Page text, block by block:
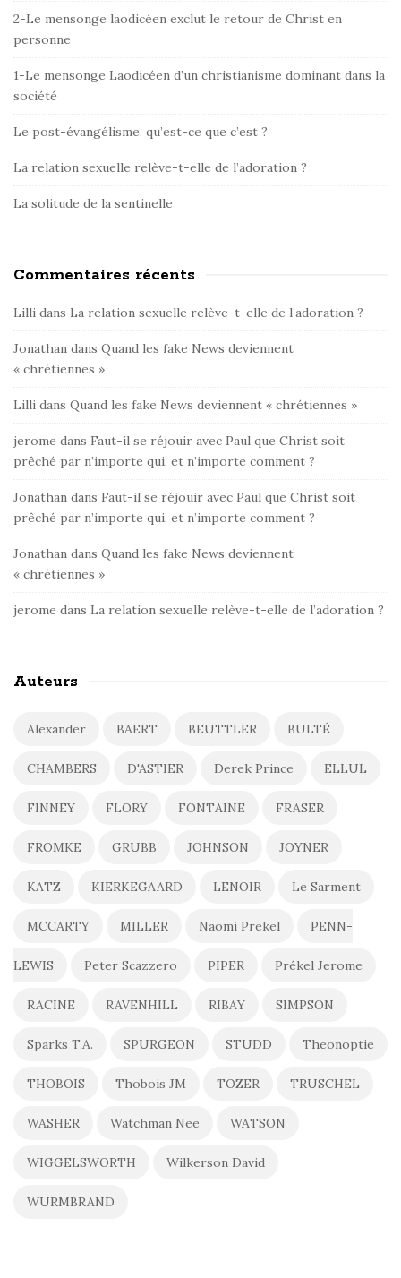
b
a
r
2-Le mensonge laodicéen exclut le retour de Christ en
personne
1-Le mensonge Laodicéen d’un christianisme dominant dans la
société
Le post-évangélisme, qu’est-ce que c’est ?
La relation sexuelle relève-t-elle de l’adoration ?
La solitude de la sentinelle
Commentaires récents
Lilli dans La relation sexuelle relève-t-elle de l’adoration ?
Jonathan dans Quand les fake News deviennent
« chrétiennes »
Lilli dans Quand les fake News deviennent « chrétiennes »
jerome dans Faut-il se réjouir avec Paul que Christ soit
prêché par n’importe qui, et n’importe comment ?
Jonathan dans Faut-il se réjouir avec Paul que Christ soit
prêché par n’importe qui, et n’importe comment ?
Jonathan dans Quand les fake News deviennent
« chrétiennes »
jerome dans La relation sexuelle relève-t-elle de l’adoration ?
Auteurs
Alexander BAERT BEUTTLER BULTÉ
CHAMBERS D'ASTIER Derek Prince ELLUL
FINNEY FLORY FONTAINE FRASER
FROMKE GRUBB JOHNSON JOYNER
KATZ KIERKEGAARD LENOIR Le Sarment
MCCARTY MILLER Naomi Prekel PENN-
LEWIS Peter Scazzero PIPER Prékel Jerome
RACINE RAVENHILL RIBAY SIMPSON
Sparks T.A. SPURGEON STUDD Theonoptie
THOBOIS Thobois JM TOZER TRUSCHEL
WASHER Watchman Nee WATSON
WIGGELSWORTH Wilkerson David
WURMBRAND